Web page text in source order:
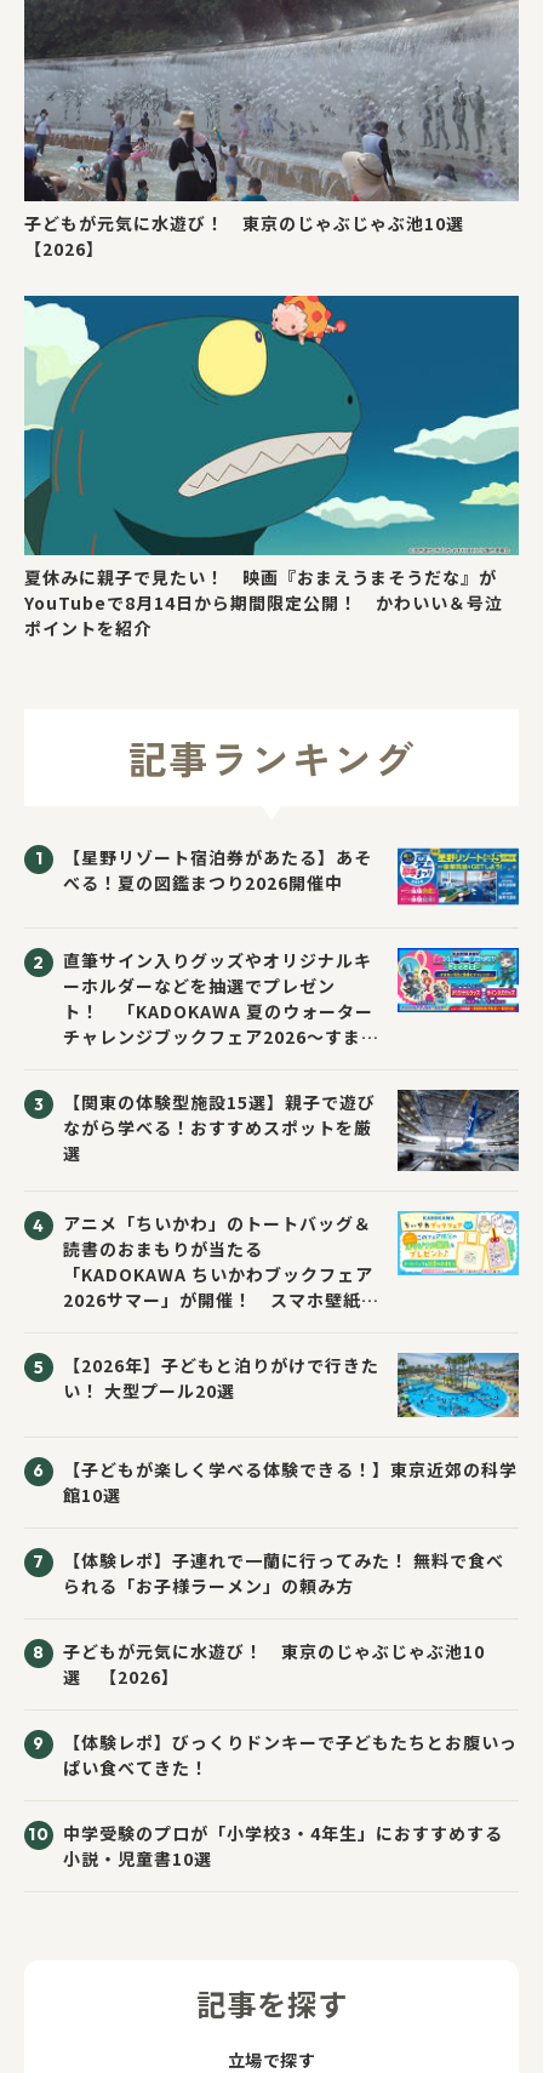
子どもが元気に水遊び！ 東京のじゃぶじゃぶ池10選
【2026】
夏休みに親子で見たい！ 映画『おまえうまそうだな』が
YouTubeで8月14日から期間限定公開！ かわいい＆号泣
ポイントを紹介
記事ランキング
【星野リゾート宿泊券があたる】あそ
べる！夏の図鑑まつり2026開催中
直筆サイン入りグッズやオリジナルキ
ーホルダーなどを抽選でプレゼン
ト！ 「KADOKAWA 夏のウォーター
チャレンジブックフェア2026～すまな
【関東の体験型施設15選】親子で遊び
ながら学べる！おすすめスポットを厳
選
アニメ「ちいかわ」のトートバッグ＆
読書のおまもりが当たる
「KADOKAWA ちいかわブックフェア
2026サマー」が開催！ スマホ壁紙は
【2026年】子どもと泊りがけで行きた
い！ 大型プール20選
【子どもが楽しく学べる体験できる！】東京近郊の科学
館10選
【体験レポ】子連れで一蘭に行ってみた！ 無料で食べ
られる「お子様ラーメン」の頼み方
子どもが元気に水遊び！ 東京のじゃぶじゃぶ池10
選 【2026】
【体験レポ】びっくりドンキーで子どもたちとお腹いっ
ぱい食べてきた！
中学受験のプロが「小学校3・4年生」におすすめする
小説・児童書10選
記事を探す
立場で探す